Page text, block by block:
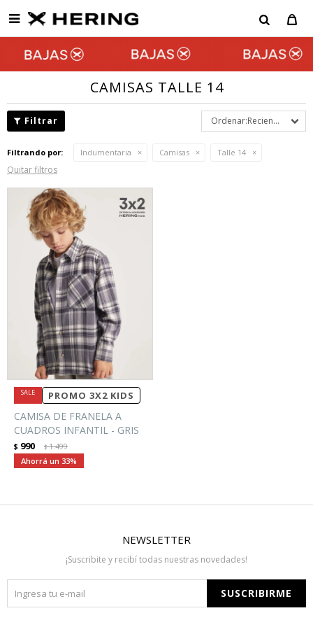

CAMISAS TALLE 14
Recientes
Filtrando por: Indumentaria Camisas Talle 14
Quitar filtros
PROMO 3X2 KIDS
CAMISA DE FRANELA A
CUADROS INFANTIL - GRIS
$ 990 $1.499
33
NEWSLETTER
¡Suscribite y recibí todas nuestras novedades!
SUSCRIBIRME